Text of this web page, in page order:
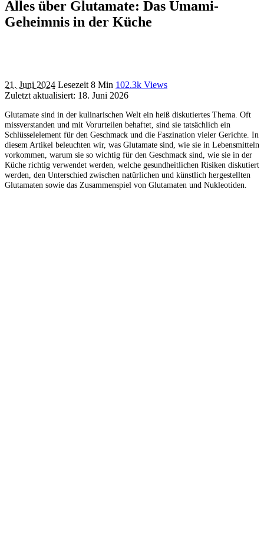
Alles über Glutamate: Das Umami-
Geheimnis in der Küche
21. Juni 2024 Lesezeit 8 Min 102.3k Views
Zuletzt aktualisiert: 18. Juni 2026
Glutamate sind in der kulinarischen Welt ein heiß diskutiertes Thema. Oft
missverstanden und mit Vorurteilen behaftet, sind sie tatsächlich ein
Schlüsselelement für den Geschmack und die Faszination vieler Gerichte. In
diesem Artikel beleuchten wir, was Glutamate sind, wie sie in Lebensmitteln
vorkommen, warum sie so wichtig für den Geschmack sind, wie sie in der
Küche richtig verwendet werden, welche gesundheitlichen Risiken diskutiert
werden, den Unterschied zwischen natürlichen und künstlich hergestellten
Glutamaten sowie das Zusammenspiel von Glutamaten und Nukleotiden.